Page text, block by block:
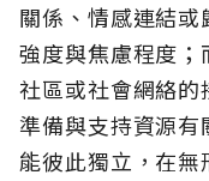
關係、情感連結
強度與焦慮程度；
社區或社會網絡
準備與支持資源
能彼此獨立，在無